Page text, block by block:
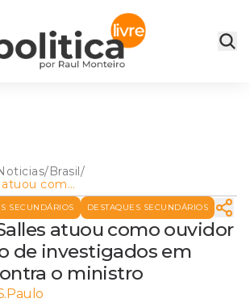
/Brasil/
como
de
inquérito
SECUNDÁRIOS DESTAQUES SECUNDÁRIOS
atuou como ouvidor
de investigados em
o ministro